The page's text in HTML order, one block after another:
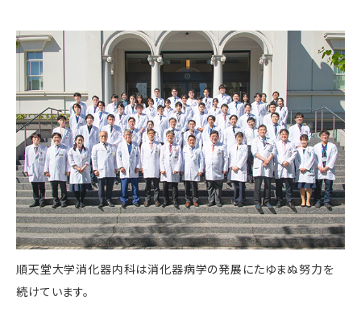
順天堂大学消化器内科は消化器病学の発展にたゆまぬ努力を
続けています。